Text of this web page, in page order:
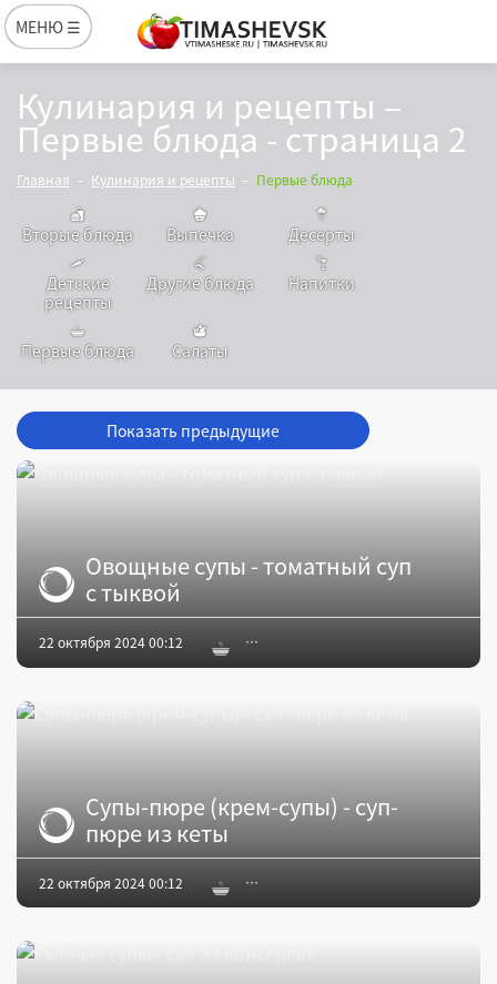
МЕНЮ ☰
Кулинария и рецепты –
Первые блюда - страница 2
Главная Кулинария и рецепты Первые блюда
Вторые блюда Выпечка Десерты
Детские
рецепты
Другие блюда Напитки
Первые блюда Салаты
Показать предыдущие
Овощные супы - томатный суп
с тыквой
22 октября 2024 00:12
Супы-пюре (крем-супы) - суп-
пюре из кеты
22 октября 2024 00:12